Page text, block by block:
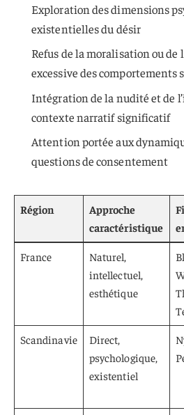
Exploration des dimensions
existentielles du désir
Refus de la moralisation ou
excessive des comportements
Intégration de la nudité et de
contexte narratif significatif
Attention portée aux
questions de consentement
Région
Approche
caractéristique
France
Naturel,
intellectuel,
esthétique
Scandinavie
Direct,
psychologique,
existentiel